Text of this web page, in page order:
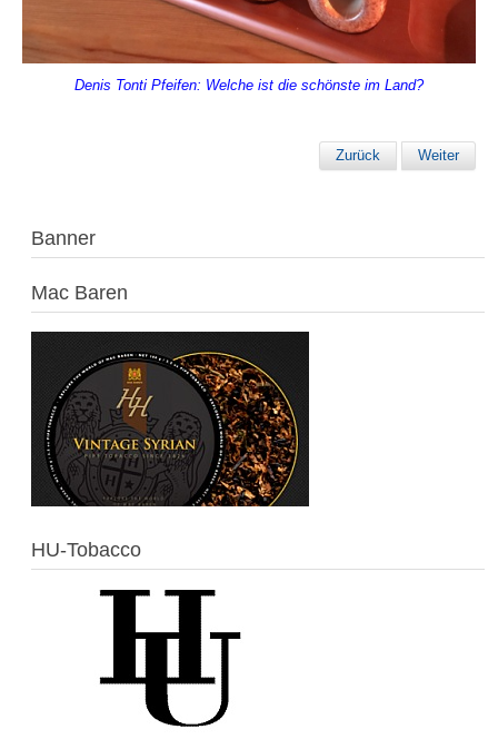
Denis Tonti Pfeifen: Welche ist die schönste im Land?
Zurück Weiter
Banner
Mac Baren
HU-Tobacco